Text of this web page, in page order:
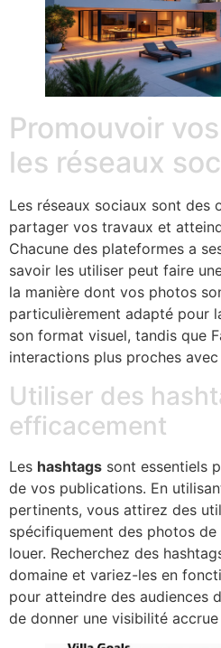
Promouvoir
les réseaux
Les réseaux sociaux sont des
partager vos travaux et
Chacune des plateformes a
savoir les utiliser peut faire
la manière dont vos photos
particulièrement adapté pour
son format visuel, tandis que
interactions plus proches
Utiliser des
efficacement
Les hashtags sont essentiels
de vos publications. En
pertinents, vous attirez des
spécifiquement des photos
louer. Recherchez des
domaine et variez-les en
pour atteindre des audiences
de donner une visibilité